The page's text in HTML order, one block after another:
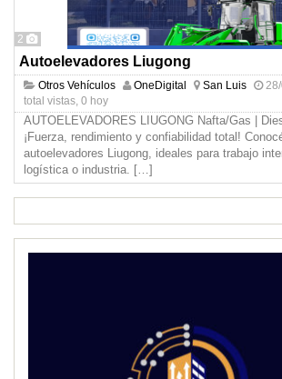
2
Autoelevadores Liugong
Otros Vehículos OneDigital San Luis 28/
total vistas, 0 hoy
AUTOELEVADORES LIUGONG Nafta/Gas |
¡Fuerza, rendimiento y confiabilidad total!
autoelevadores Liugong, ideales para trabajo
logística o industria. […]